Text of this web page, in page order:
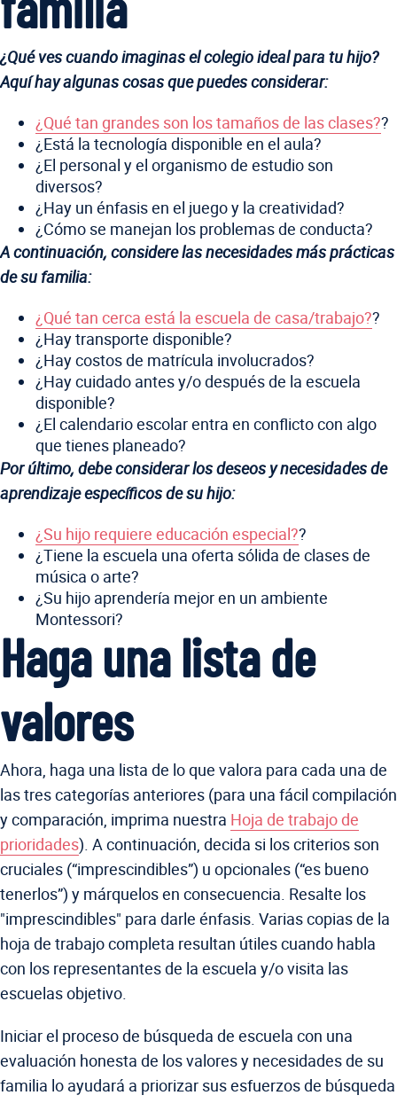
familia
¿Qué ves cuando imaginas el colegio ideal para tu hijo?
Aquí hay algunas cosas que puedes considerar:
¿Qué tan grandes son los tamaños de las clases??
¿Está la tecnología disponible en el aula?
¿El personal y el organismo de estudio son
diversos?
¿Hay un énfasis en el juego y la creatividad?
¿Cómo se manejan los problemas de conducta?
A continuación, considere las necesidades más prácticas
de su familia:
¿Qué tan cerca está la escuela de casa/trabajo??
¿Hay transporte disponible?
¿Hay costos de matrícula involucrados?
¿Hay cuidado antes y/o después de la escuela
disponible?
¿El calendario escolar entra en conflicto con algo
que tienes planeado?
Por último, debe considerar los deseos y necesidades de
aprendizaje específicos de su hijo:
¿Su hijo requiere educación especial??
¿Tiene la escuela una oferta sólida de clases de
música o arte?
¿Su hijo aprendería mejor en un ambiente
Montessori?
Haga una lista de
valores
Ahora, haga una lista de lo que valora para cada una de
las tres categorías anteriores (para una fácil compilación
y comparación, imprima nuestra Hoja de trabajo de
prioridades). A continuación, decida si los criterios son
cruciales (“imprescindibles”) u opcionales (“es bueno
tenerlos”) y márquelos en consecuencia. Resalte los
"imprescindibles" para darle énfasis. Varias copias de la
hoja de trabajo completa resultan útiles cuando habla
con los representantes de la escuela y/o visita las
escuelas objetivo.
Iniciar el proceso de búsqueda de escuela con una
evaluación honesta de los valores y necesidades de su
familia lo ayudará a priorizar sus esfuerzos de búsqueda